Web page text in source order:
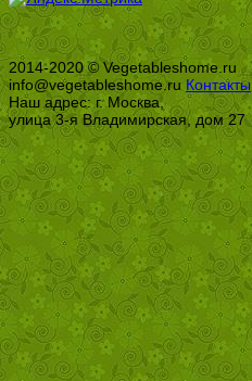
2014-2020 © Vegetableshome.ru
info@vegetableshome.ru Контакты
Наш адрес: г. Москва,
улица 3-я Владимирская, дом 27